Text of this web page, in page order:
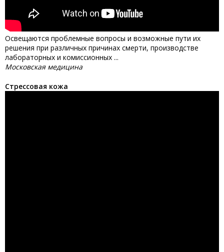
Освещаются проблемные вопросы и возможные пути их
решения при различных причинах смерти, производстве
лабораторных и комиссионных ...
Московская медицина
Стрессовая кожа